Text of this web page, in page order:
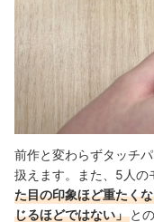
前作と変わらずタッチ
扱えます。また、5人の
た目の印象ほど重たく
じるほどではない」 と